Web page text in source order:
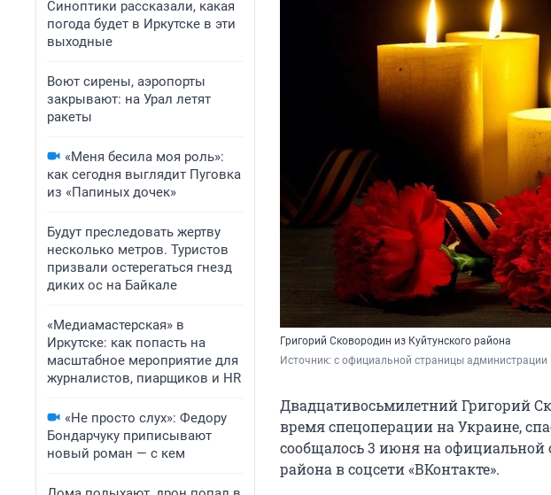
Синоптики рассказали, какая
погода будет в Иркутске в эти
выходные
Воют сирены, аэропорты
закрывают: на Урал летят
ракеты
«Меня бесила моя роль»:
как сегодня выглядит Пуговка
из «Папиных дочек»
Будут преследовать жертву
несколько метров. Туристов
призвали остерегаться гнезд
диких ос на Байкале
«Медиамастерская» в
Иркутске: как попасть на
масштабное мероприятие для
журналистов, пиарщиков и HR
«Не просто слух»: Федору
Бондарчуку приписывают
новый роман — с кем
Григорий Сковородин из Куйтунского района
Источник: с официальной страницы администрации
Двадцативосьмилетний Григорий
время спецоперации на Украине,
сообщалось 3 июня на
района в соцсети «ВКонтакте».